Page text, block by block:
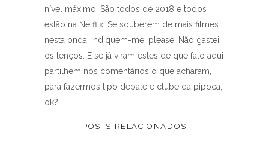
nível máximo. São todos de 2018 e todos
estão na Netflix. Se souberem de mais filmes
nesta onda, indiquem-me, please. Não gastei
os lenços. E se já viram estes de que falo aqui
partilhem nos comentários o que acharam,
para fazermos tipo debate e clube da pipoca,
ok?
POSTS RELACIONADOS